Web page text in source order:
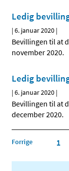
Ledig
|6. januar 2020 |
Bevillingen til at
november 2020.
Ledig
|6. januar 2020 |
Bevillingen til at
december 2020.
Forrige 1